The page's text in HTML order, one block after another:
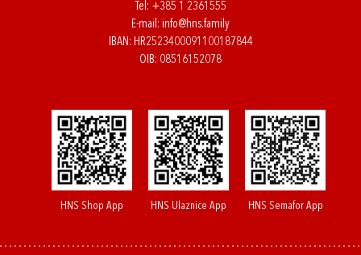
Tel: +385 1 2361555
E-mail: info@hns.family
IBAN: HR2523400091100187844
OIB: 08516152078
HNS Shop App HNS Ulaznice App HNS Semafor App